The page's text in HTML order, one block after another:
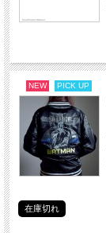
NEW PICK UP
在庫切れ